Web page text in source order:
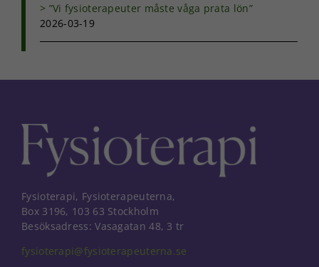
”Vi fysioterapeuter måste våga prata lön”
2026-03-19
Fysioterapi, Fysioterapeuterna,
Box 3196, 103 63 Stockholm
Besöksadress: Vasagatan 48, 3 tr
fysioterapi@fysioterapeuterna.se